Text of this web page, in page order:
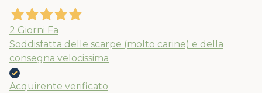
2 Giorni Fa
Soddisfatta delle scarpe (molto carine) e della
consegna velocissima
Acquirente verificato